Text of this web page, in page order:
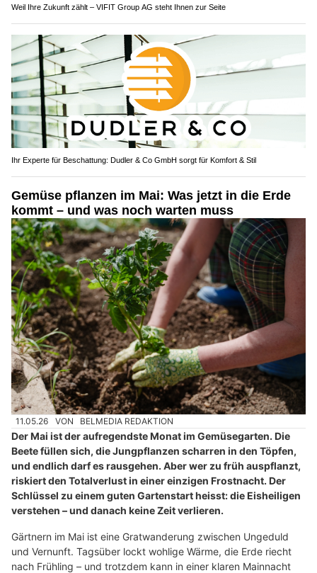
Weil Ihre Zukunft zählt – VIFIT Group AG steht Ihnen zur Seite
Ihr Experte für Beschattung: Dudler & Co GmbH sorgt für Komfort & Stil
Gemüse pflanzen im Mai: Was jetzt in die Erde
kommt – und was noch warten muss
11.05.26 VON BELMEDIA REDAKTION
Der Mai ist der aufregendste Monat im Gemüsegarten. Die
Beete füllen sich, die Jungpflanzen scharren in den Töpfen,
und endlich darf es rausgehen. Aber wer zu früh auspflanzt,
riskiert den Totalverlust in einer einzigen Frostnacht. Der
Schlüssel zu einem guten Gartenstart heisst: die Eisheiligen
verstehen – und danach keine Zeit verlieren.
Gärtnern im Mai ist eine Gratwanderung zwischen Ungeduld
und Vernunft. Tagsüber lockt wohlige Wärme, die Erde riecht
nach Frühling – und trotzdem kann in einer klaren Mainnacht